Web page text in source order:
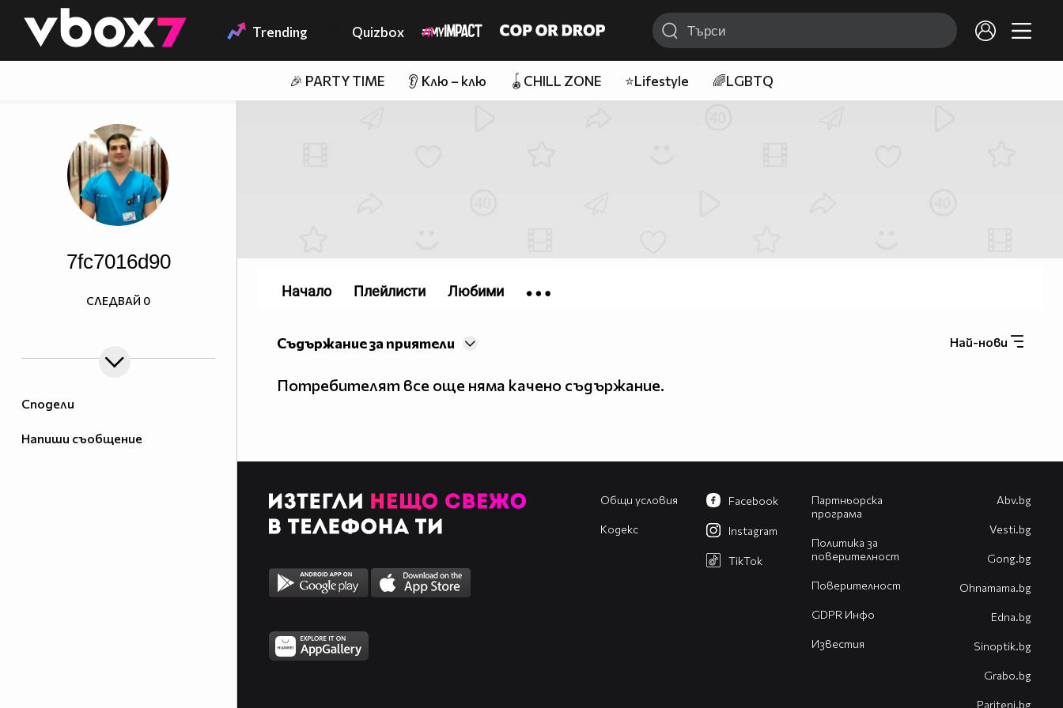
👾 Trending Quizbox
🎉 PARTY TIME 👂 Клю – клю 🪀CHILL ZONE ⭐Lifestyle 🌈LGBTQ
Сподели
Напиши съобщение
7fc7016d90
СЛЕДВАЙ 0
Най-нови
Съдържание за приятели
Потребителят все още няма качено съдържание.
Начало Плейлисти Любими
Общи условия
Кодекс
Партньорска
програма
Политика за
поверителност
Поверителност
GDPR Инфо
Известия
Facebook
Instagram
TikTok
Abv.bg
Vesti.bg
Gong.bg
Оhnamama.bg
Edna.bg
Sinoptik.bg
Grabo.bg
Pariteni.bg